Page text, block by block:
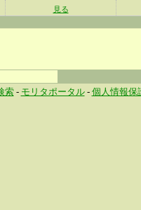
見る
索- モリタポータル- 個人情報保